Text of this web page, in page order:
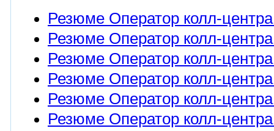
Резюме Оператор колл-
Резюме Оператор колл-
Резюме Оператор колл-
Резюме Оператор колл-
Резюме Оператор колл-
Резюме Оператор колл-